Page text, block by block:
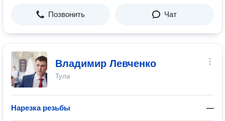
Позвонить Чат
Владимир Левченко
Тула
Нарезка резьбы —